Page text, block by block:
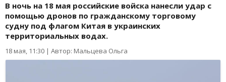
В ночь на 18 мая российские войска нанесли удар с
помощью дронов по гражданскому торговому
судну под флагом Китая в украинских
территориальных водах.
18 мая, 11:30 | Автор: Мальцева Ольга